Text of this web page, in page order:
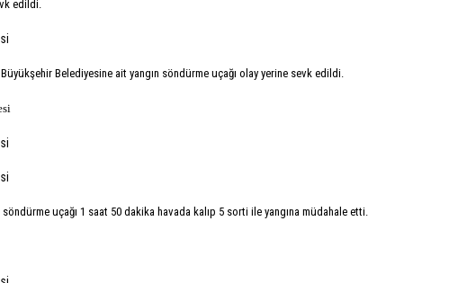
edildi.
Belediyesine ait yangın söndürme uçağı olay yerine sevk edildi.
uçağı 1 saat 50 dakika havada kalıp 5 sorti ile yangına müdahale etti.